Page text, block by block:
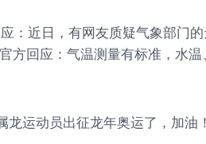
：近日，有网友质疑气象部门
方回应：气温测量有标准，水温
龙运动员出征龙年奥运了，加油️！